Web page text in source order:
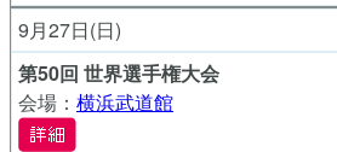
9月27日(日)
第50回 世界選手権大会
会場： 横浜武道館